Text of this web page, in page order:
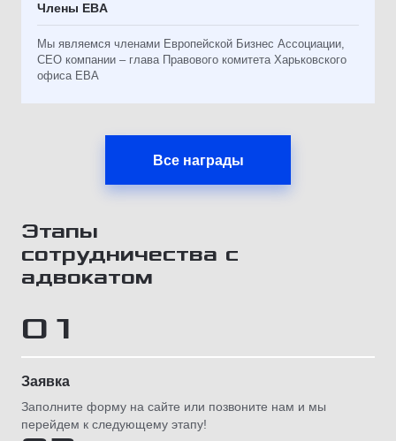
Члены EBA
Мы являемся членами Европейской Бизнес Ассоциации,
CEO компании – глава Правового комитета Харьковского
офиса EBA
Все награды
Этапы
сотрудничества с
адвокатом
01
Заявка
Заполните форму на сайте или позвоните нам и мы
перейдем к следующему этапу!